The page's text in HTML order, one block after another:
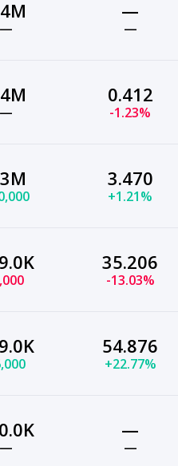
—
—
—
—
0.412
-1.23%
3.470
+1.21%
35.206
-13.03%
54.876
+22.77%
—
—
—